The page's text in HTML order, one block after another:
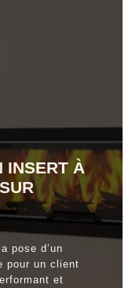
INSERT À
pose d’un
pour un client
et